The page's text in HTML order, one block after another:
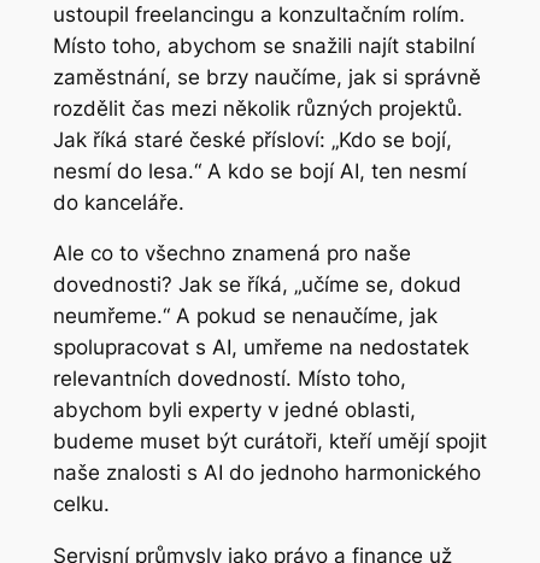
ustoupil freelancingu a konzultačním rolím.
Místo toho, abychom se snažili najít stabilní
zaměstnání, se brzy naučíme, jak si správně
rozdělit čas mezi několik různých projektů.
Jak říká staré české přísloví: „Kdo se bojí,
nesmí do lesa.“ A kdo se bojí AI, ten nesmí
do kanceláře.
Ale co to všechno znamená pro naše
dovednosti? Jak se říká, „učíme se, dokud
neumřeme.“ A pokud se nenaučíme, jak
spolupracovat s AI, umřeme na nedostatek
relevantních dovedností. Místo toho,
abychom byli experty v jedné oblasti,
budeme muset být curátoři, kteří umějí spojit
naše znalosti s AI do jednoho harmonického
celku.
Servisní průmysly jako právo a finance už